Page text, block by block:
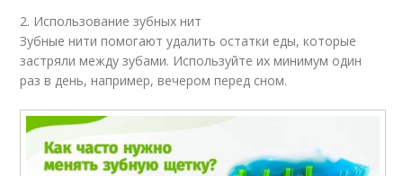
2. Использование зубных нит
Зубные нити помогают удалить остатки еды, которые
застряли между зубами. Используйте их минимум один
раз в день, например, вечером перед сном.